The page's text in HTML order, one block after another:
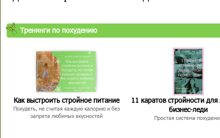
Тренинги по похудению
Как выстроить стройное питание
Похудеть, не считая каждую калорию и без
запрета любимых вкусностей
11 каратов стройности для
бизнес-леди
Простая система